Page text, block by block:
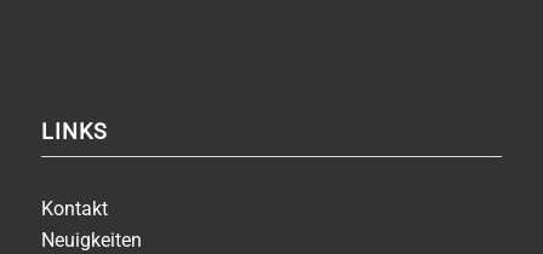
LINKS
Kontakt
Neuigkeiten